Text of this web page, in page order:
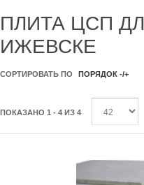
ПЛИТА ЦСП
ИЖЕВСКЕ
СОРТИРОВАТЬ ПО ПОРЯДОК -/+
ПОКАЗАНО 1 - 4 ИЗ 4